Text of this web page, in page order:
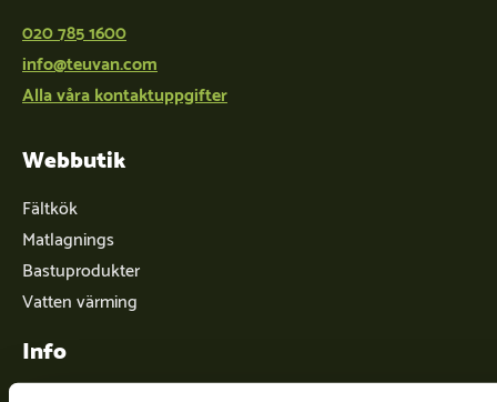
020 785 1600
info@teuvan.com
Alla våra kontaktuppgifter
Webbutik
Fältkök
Matlagnings
Bastuprodukter
Vatten värming
Info